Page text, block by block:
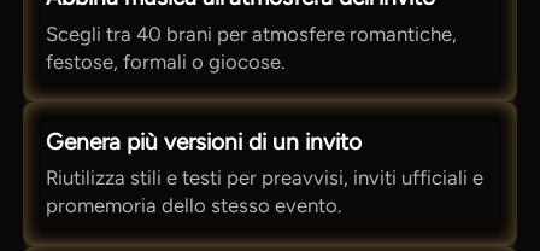
Scegli tra 40 brani per atmosfere romantiche,
festose, formali o giocose.
Genera più versioni di un invito
Riutilizza stili e testi per preavvisi, inviti ufficiali e
promemoria dello stesso evento.